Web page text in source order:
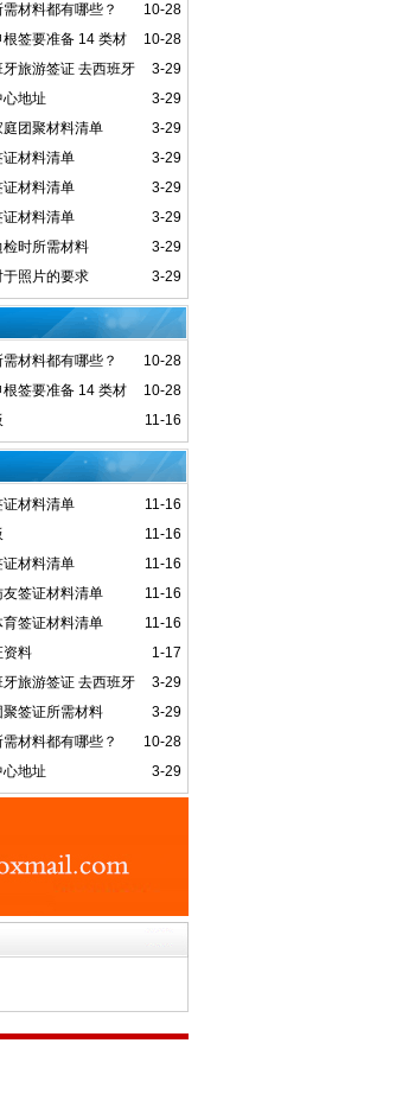
10-28
材料都有哪些？
10-28
签要准备 14 类材
补不齐就作废？
3-29
旅游签证 去西班牙
事项
3-29
地址
3-29
团聚材料清单
3-29
材料清单
3-29
材料清单
3-29
材料清单
3-29
检时所需材料
3-29
照片的要求
10-28
材料都有哪些？
10-28
签要准备 14 类材
补不齐就作废？
11-16
11-16
材料清单
11-16
11-16
材料清单
11-16
签证材料清单
11-16
签证材料清单
1-17
资料
3-29
旅游签证 去西班牙
事项
3-29
签证所需材料
10-28
材料都有哪些？
3-29
地址